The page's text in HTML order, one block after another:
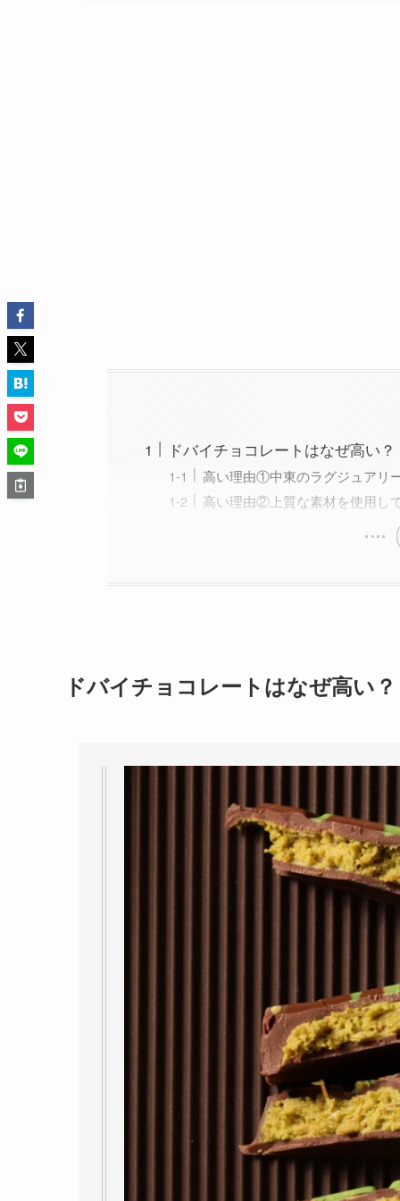
ドバイチョコレートはなぜ高い？
高い理由①中東のラグジュアリ
高い理由②上質な素材を使用し
ドバイチョコレートはなぜ高い？